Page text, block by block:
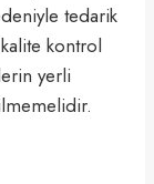
tedarik
kontrol
yerli